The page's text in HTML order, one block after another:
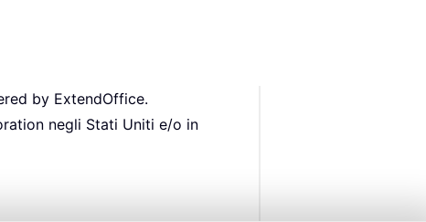
by ExtendOffice.
negli Stati Uniti e/o in